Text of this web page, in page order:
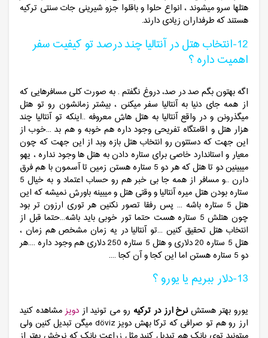
هتلها سرو میشوند ، انواع حلوا و باقلوا جزو شیرینی جات سنتی ترکیه
هستند که طرفداران زیادی دارند.
12-انتخاب هتل در آنتالیا چند درصد تو کیفیت سفر
اهمیت داره ؟
اگه بهتون بگم صد در صد، دروغ نگفتم . به صورت کلی مسافرهایی که
از همه جای دنیا به آنتالیا سفر میکنن ، بیشتر زمانشون رو تو هتل
میگذرونن و در واقع آنتالیا به هتل هاش معروفه ..اینکه تو آنتالیا چند
هزار هتل و اقامتگاه تفریحی وجود داره هم خوبه و هم بد ...خوب از
این جهت که دستتون رو انتخاب هتل بازه وبد از این جهت که چون
معیار و استاندارد خاصی برای ستاره دادن به هتل ها وجود نداره ، یهو
میبینین دو تا هتل که هر دو 5 ستاره هستن زمین تا آسمون با هم فرق
دارن ..و مسافر از همه جا بی خبر هم رو حساب اعتماد و به خیال 5
ستاره بودن هتل میره آنتالیا و وقتی هتل و میبینه باورش نمیشه که این
هتل 5 ستاره باشه ... پس رفقا تصور نکنین هر توری ارزون تر بود
چون هتلش 5 ستاره هست حتما تور خوبی باید باشه...حتما قبل از
انتخاب هتل تحقیق کنین ...تو آنتالیا در یه زمان مشخص هم زمان ،
هتل 5 ستاره 20 دلاری و هتل 5 ستاره 250 دلاری هم وجود داره ....هر
دو 5 ستاره هستن اما این کجا و آن کجا ....
13-دلار ببریم یا یورو ؟
یورو بهتر هستشنرخ ارز در ترکیه رو می تونید ازدویزمشاهده کنید
ارز رو هم تو صرافی که ترکا بهش دویز döviz میگن تبدیل کنین ولی